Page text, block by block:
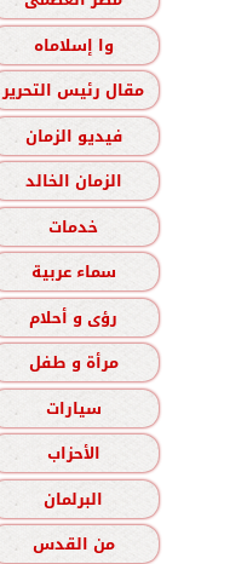
وا إسلاماه
مقال رئيس التحرير
فيديو الزمان
الزمان الخالد
خدمات
سماء عربية
رؤى و أحلام
مرأة و طفل
سيارات
الأحزاب
البرلمان
من القدس